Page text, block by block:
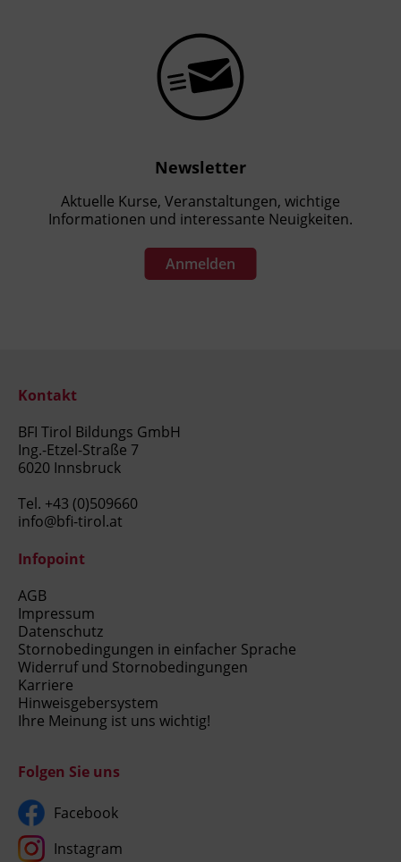
Newsletter
Aktuelle Kurse, Veranstaltungen, wichtige
Informationen und interessante Neuigkeiten.
Anmelden
Kontakt
BFI Tirol Bildungs GmbH
Ing.-Etzel-Straße 7
6020 Innsbruck
Tel. +43 (0)509660
info@bfi-tirol.at
Infopoint
AGB
Impressum
Datenschutz
Stornobedingungen in einfacher Sprache
Widerruf und Stornobedingungen
Karriere
Hinweisgebersystem
Ihre Meinung ist uns wichtig!
Folgen Sie uns
Facebook
Instagram